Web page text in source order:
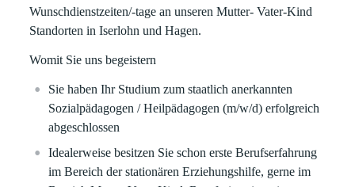
Wunschdienstzeiten/-tage an unseren Mutter- Vater-Kind
Standorten in Iserlohn und Hagen.
Womit Sie uns begeistern
Sie haben Ihr Studium zum staatlich anerkannten
Sozialpädagogen / Heilpädagogen (m/w/d) erfolgreich
abgeschlossen
Idealerweise besitzen Sie schon erste Berufserfahrung
im Bereich der stationären Erziehungshilfe, gerne im